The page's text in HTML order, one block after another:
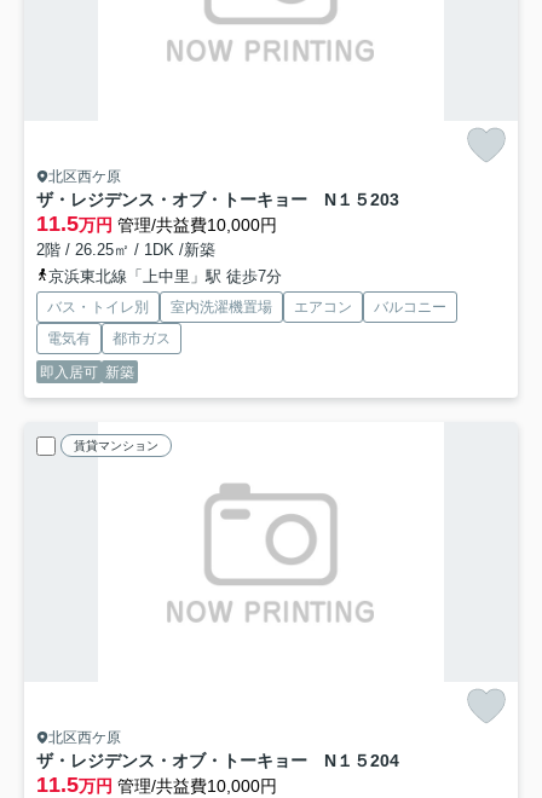
北区西ケ原
ザ・レジデンス・オブ・トーキョー N１５203
11.5万円 管理/共益費10,000円
2階 / 26.25㎡ / 1DK /新築
京浜東北線「上中里」駅 徒歩7分
バス・トイレ別 室内洗濯機置場 エアコン
バルコニー
電気有
都市ガス
即入居可 新築
賃貸マンション
北区西ケ原
ザ・レジデンス・オブ・トーキョー N１５204
11.5万円 管理/共益費10,000円